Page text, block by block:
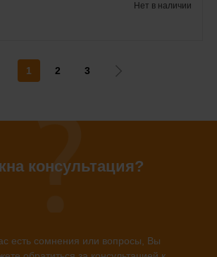
Нет в наличии
1 2 3
консультация?
есть сомнения или вопросы, Вы